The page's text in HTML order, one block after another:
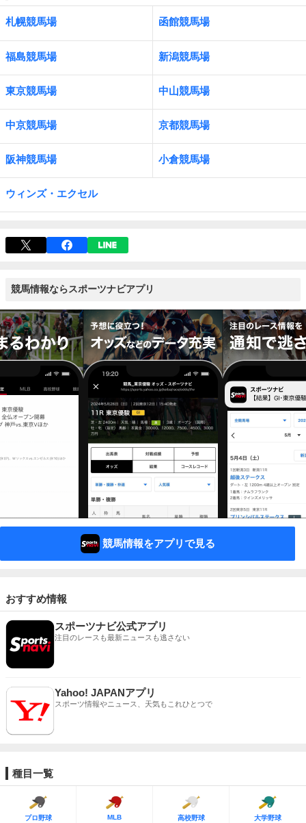
札幌競馬場 函館競馬場
福島競馬場 新潟競馬場
東京競馬場 中山競馬場
中京競馬場 京都競馬場
阪神競馬場 小倉競馬場
ウィンズ・エクセル
競馬情報ならスポーツナビアプリ
競馬情報をアプリで見る
おすすめ情報
スポーツナビ公式アプリ
注目のレースも最新ニュースも逃さない
Yahoo! JAPANアプリ
スポーツ情報やニュース、天気もこれひとつで
種目一覧
プロ野球 MLB 高校野球 大学野球